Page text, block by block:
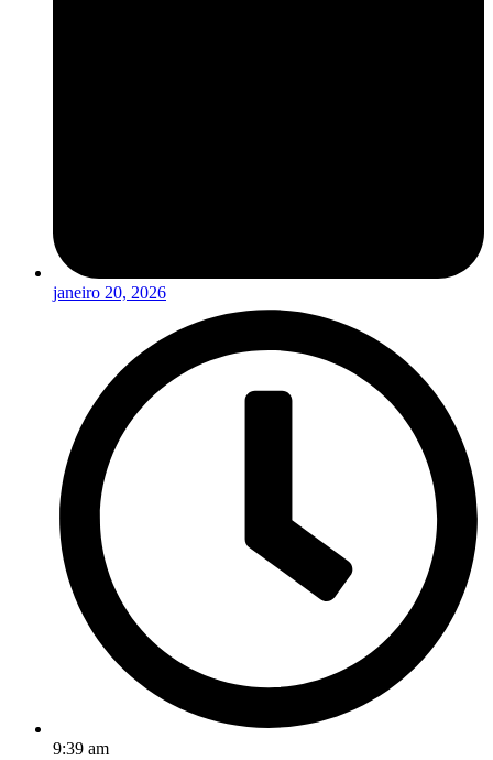
janeiro 20, 2026
9:39 am